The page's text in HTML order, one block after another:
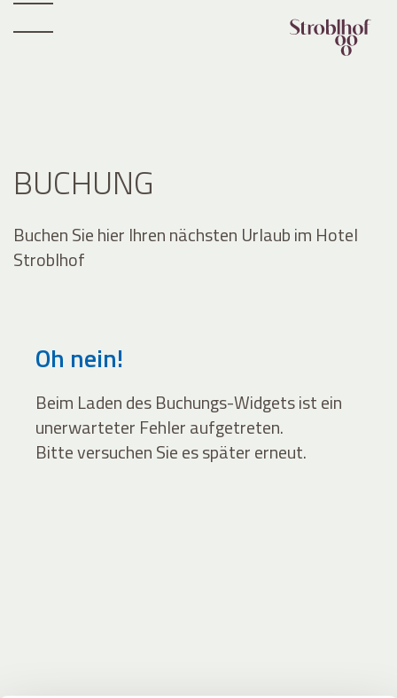
BUCHUNG
Buchen Sie hier Ihren nächsten Urlaub im Hotel
Stroblhof
Oh nein!
Beim Laden des Buchungs-Widgets ist ein
unerwarteter Fehler aufgetreten.
Bitte versuchen Sie es später erneut.